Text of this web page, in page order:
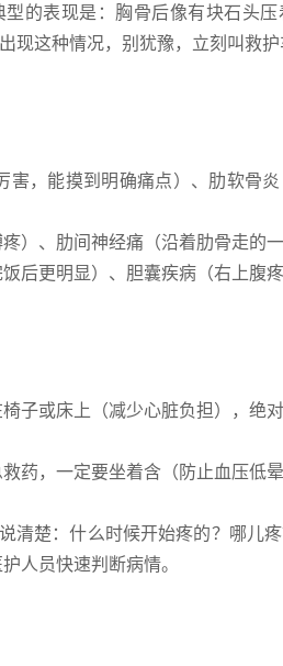
型的表现是：胸骨后像有块石头
现这种情况，别犹豫，立刻叫救护
害，能摸到明确痛点）、肋软骨
）、肋间神经痛（沿着肋骨走的一
后更明显）、胆囊疾病（右上腹疼
子或床上（减少心脏负担），
药，一定要坐着含（防止血压低
清楚：什么时候开始疼的？哪儿
人员快速判断病情。